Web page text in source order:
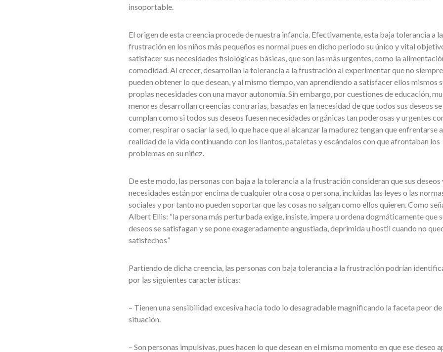
insoportable.
El origen de esta creencia procede de nuestra infancia. Efectivamente, esta baja tolerancia a la
frustración en los niños más pequeños es normal pues en dicho periodo su único y vital
satisfacer sus necesidades fisiológicas básicas, que son las más urgentes, como la
comodidad. Al crecer, desarrollan la tolerancia a la frustración al experimentar que no siempre
pueden obtener lo que desean, y al mismo tiempo, van aprendiendo a satisfacer ellos mismos
propias necesidades con una mayor autonomía. Sin embargo, por cuestiones de educación,
menores desarrollan creencias contrarias, basadas en la necesidad de que todos sus deseos se
cumplan como si todos sus deseos fuesen necesidades orgánicas tan poderosas y urgentes
comer, respirar o saciar la sed, lo que hace que al alcanzar la madurez tengan que enfrentarse
realidad de la vida continuando con los llantos, pataletas y escándalos con que afrontaban los
problemas en su niñez.
De este modo, las personas con baja a la tolerancia a la frustración consideran que sus deseos
necesidades están por encima de cualquier otra cosa o persona, incluidas las leyes o las
sociales y por tanto no pueden soportar que las cosas no salgan como ellos quieren. Como
Albert Ellis: “la persona más perturbada exige, insiste, impera u ordena dogmáticamente que
deseos se satisfagan y se pone exageradamente angustiada, deprimida u hostil cuando no
satisfechos”
Partiendo de dicha creencia, las personas con baja tolerancia a la frustración podrían
por las siguientes características:
– Tienen una sensibilidad excesiva hacia todo lo desagradable magnificando la faceta peor de
situación.
– Son personas impulsivas, pues hacen lo que desean en el mismo momento en que ese deseo